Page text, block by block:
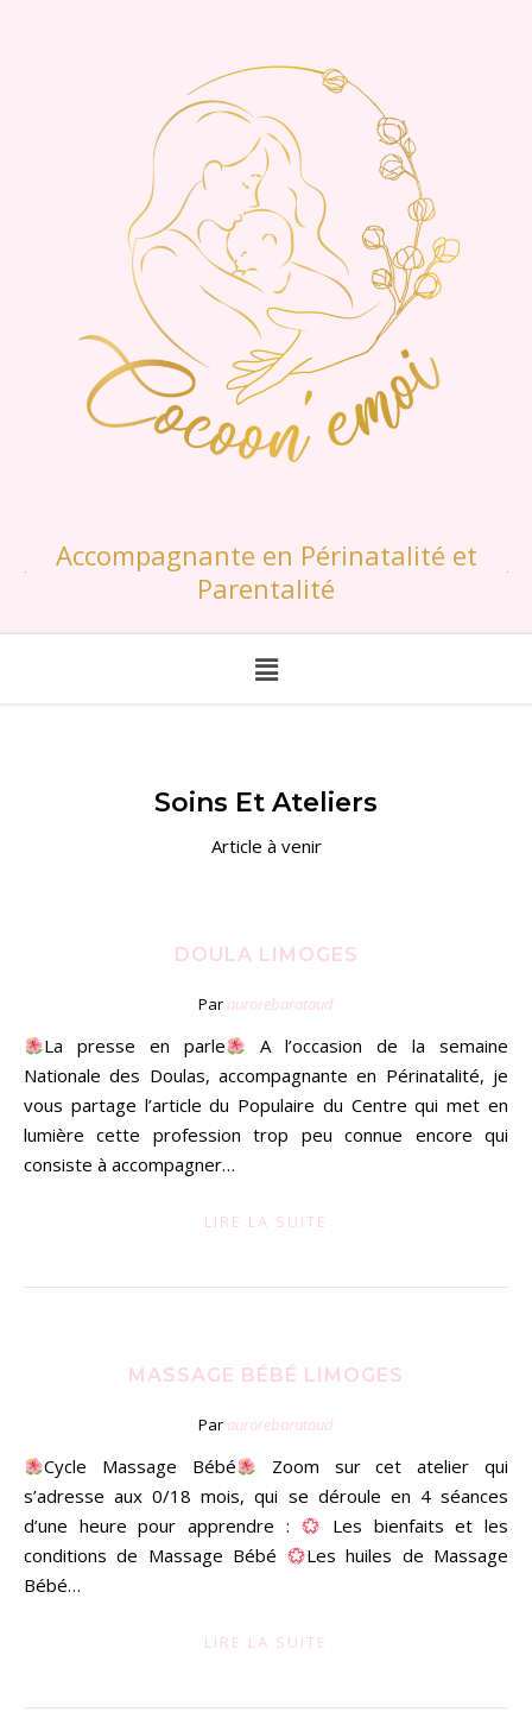
Accompagnante en Périnatalité et
Parentalité
Soins Et Ateliers
Article à venir
DOULA LIMOGES
Par aurorebarataud
La presse en parle
A l’occasion de la semaine
Nationale des Doulas, accompagnante en Périnatalité, je
vous partage l’article du Populaire du Centre qui met en
lumière cette profession trop peu connue encore qui
consiste à accompagner…
LIRE LA SUITE
MASSAGE BÉBÉ LIMOGES
Par aurorebarataud
Cycle Massage Bébé
Zoom sur cet atelier qui
s’adresse aux 0/18 mois, qui se déroule en 4 séances
d’une heure pour apprendre :
Les bienfaits et les
conditions de Massage Bébé
Les huiles de Massage
Bébé…
LIRE LA SUITE